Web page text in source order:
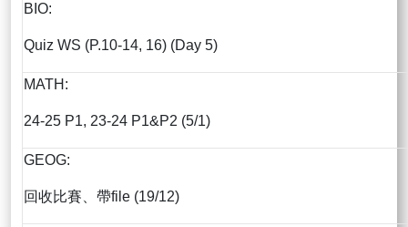
BIO:
Quiz WS (P.10-14, 16) (Day 5)
MATH:
24-25 P1, 23-24 P1&P2 (5/1)
GEOG:
回收比賽、帶file (19/12)